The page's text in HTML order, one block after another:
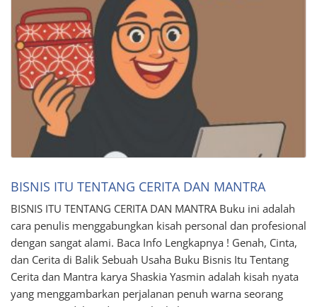
BISNIS ITU TENTANG CERITA DAN MANTRA
BISNIS ITU TENTANG CERITA DAN MANTRA Buku ini adalah
cara penulis menggabungkan kisah personal dan profesional
dengan sangat alami. Baca Info Lengkapnya ! Genah, Cinta,
dan Cerita di Balik Sebuah Usaha Buku Bisnis Itu Tentang
Cerita dan Mantra karya Shaskia Yasmin adalah kisah nyata
yang menggambarkan perjalanan penuh warna seorang